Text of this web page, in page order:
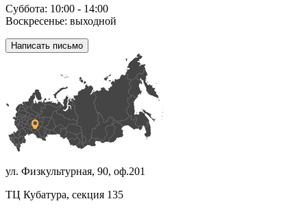
Суббота: 10:00 - 14:00
Воскресенье: выходной
Написать письмо
ул. Физкультурная, 90, оф.201
ТЦ Кубатура, секция 135